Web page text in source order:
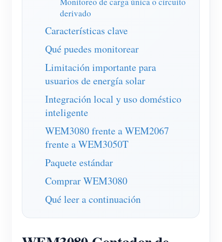
Monitoreo energético de fábrica
Documentación
Blog
Programa de contribuidores
Centro de contribuidores
Actividades IAMMETER
Foro
App Store
Explorar sitios
Ranking FV
Soluciones
Contacto
Sobre nosotros
derivado
Características clave
Qué puedes monitorear
Limitación importante para
usuarios de energía solar
Integración local y uso doméstico
inteligente
WEM3080 frente a WEM2067
frente a WEM3050T
Paquete estándar
Comprar WEM3080
Qué leer a continuación